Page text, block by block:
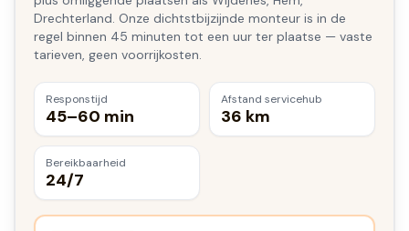
Drechterland. Onze dichtstbijzijnde monteur is in de
regel binnen 45 minuten tot een uur ter plaatse — vaste
tarieven, geen voorrijkosten.
Responstijd
45–60 min
Afstand servicehub
36 km
Bereikbaarheid
24/7